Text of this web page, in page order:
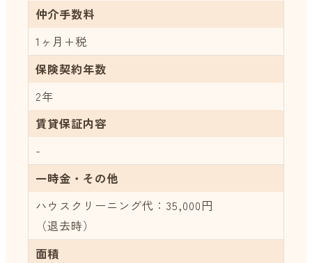
仲介手数料
1ヶ月+税
保険契約年数
2年
賃貸保証内容
-
一時金・その他
ハウスクリーニング代：35,000円
（退去時）
面積